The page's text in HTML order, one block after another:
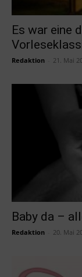
Es war eine
Redaktion 21. Mai
Baby da –
Redaktion 20. Mai